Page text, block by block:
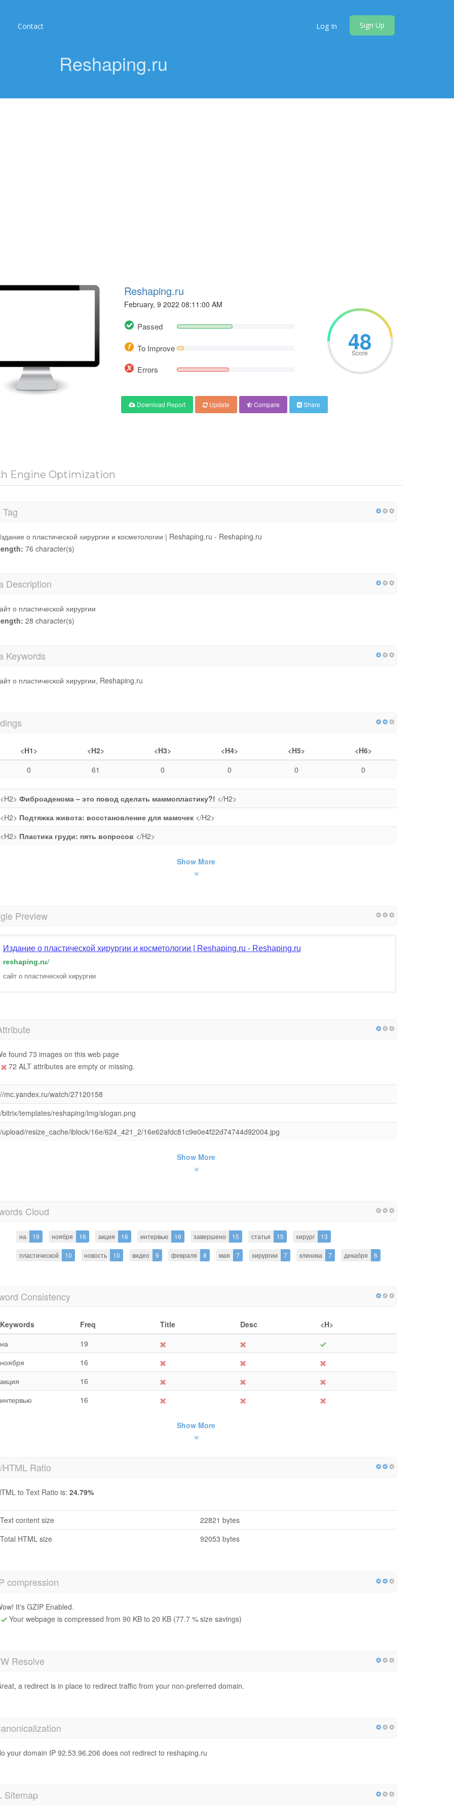
Contact Log In Sign Up
Reshaping.ru
Reshaping.ru
February, 9 2022 08:11:00 AM
Passed
To Improve
Errors
48
Score
Download Report Update Compare Share
Engine Optimization
о пластической хирургии и косметологии | Reshaping.ru - Reshaping.ru
76 character(s)
Description
о пластической хирургии
28 character(s)
Keywords
о пластической хирургии, Reshaping.ru
<H1> <H2> <H3> <H4> <H5>
<H6>
0
61 0 0 0 0
<H2> Фиброаденома – это повод сделать маммопластику?! </H2>
<H2> Подтяжка живота: восстановление для мамочек</H2>
<H2> Пластика груди: пять вопросов </H2>
Show More
Preview
Издание о пластической хирургии и косметологии | Reshaping.ru - Reshaping.ru
reshaping.ru/
сайт о пластической хирургии
found 73 images on this web page
72 ALT attributes are empty or missing.
//mc.yandex.ru/watch/27120158
/bitrix/templates/reshaping/img/slogan.png
/upload/resize_cache/iblock/16e/624_421_2/16e62afdc81c9e0e4f22d74744d92004.jpg
Show More
Cloud
на 19 ноября 16 акция 16 интервью 16 завершено 15 статья 15 хирург 13
пластической 10 новость 10 видео 9 февраля 8 мая 7 хирургии 7 клиника 7 декабря 6
Consistency
Keywords Freq Title Desc
<H>
на
19
ноября
16
акция
16
интервью
16
Show More
HTML Ratio
to Text Ratio is: 24.79%
Text content size
22821 bytes
Total HTML size
92053 bytes
compression
It's GZIP Enabled.
Your webpage is compressed from 90 KB to 20 KB (77.7 % size savings)
Resolve
a redirect is in place to redirect traffic from your non-preferred domain.
your domain IP 92.53.96.206 does not redirect to reshaping.ru
Sitemap